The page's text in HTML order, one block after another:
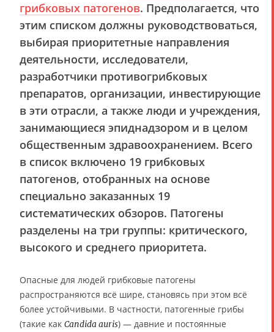
грибковых патогенов. Предполагается, что
этим списком должны руководствоваться,
выбирая приоритетные направления
деятельности, исследователи,
разработчики противогрибковых
препаратов, организации, инвестирующие
в эти отрасли, а также люди и учреждения,
занимающиеся эпиднадзором и в целом
общественным здравоохранением. Всего
в список включено 19 грибковых
патогенов, отобранных на основе
специально заказанных 19
систематических обзоров. Патогены
разделены на три группы: критического,
высокого и среднего приоритета.
Опасные для людей грибковые патогены
распространяются всё шире, становясь при этом всё
более устойчивыми. В частности, патогенные грибы
(такие как Candida auris) — давние и постоянные